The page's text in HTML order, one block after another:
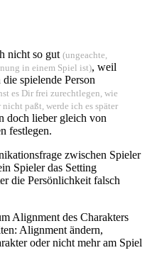
nicht so gut (ungeachte,
in einem Spiel ist), weil
spielende Person
es Dir frei zurechtlegen, wie
nicht paßt, werde ich es später
doch lieber gleich von
festlegen.
zwischen Spieler
Spieler das Setting
die Persönlichkeit falsch
Alignment des Charakters
Alignment ändern,
oder nicht mehr am Spiel